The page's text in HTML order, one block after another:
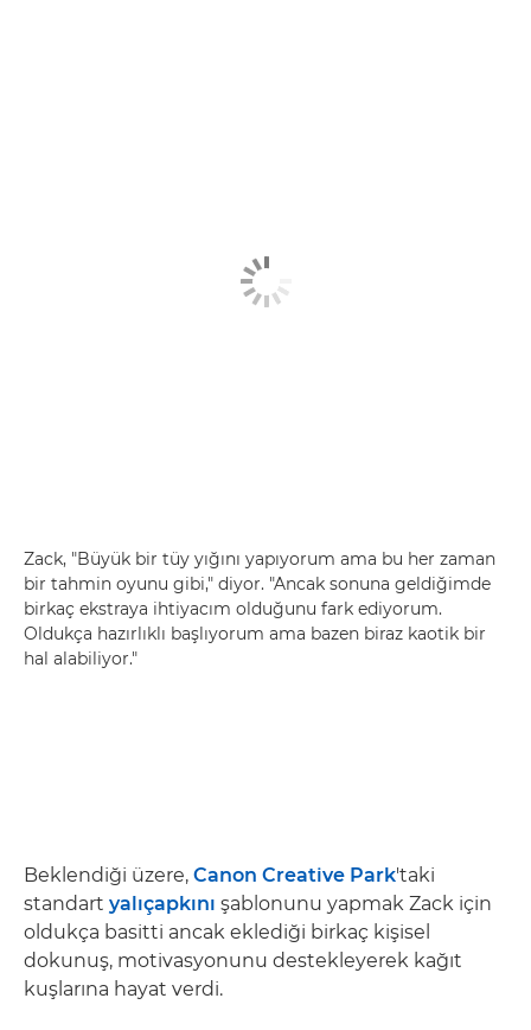
Zack, "Büyük bir tüy yığını yapıyorum ama bu her zaman
bir tahmin oyunu gibi," diyor. "Ancak sonuna geldiğimde
birkaç ekstraya ihtiyacım olduğunu fark ediyorum.
Oldukça hazırlıklı başlıyorum ama bazen biraz kaotik bir
hal alabiliyor."
Beklendiği üzere, Canon Creative Park'taki
standart yalıçapkını şablonunu yapmak Zack için
oldukça basitti ancak eklediği birkaç kişisel
dokunuş, motivasyonunu destekleyerek kağıt
kuşlarına hayat verdi.